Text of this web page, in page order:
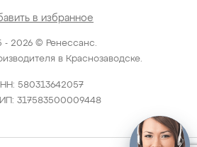
- 2026 © Ренессанс.
в Краснозаводске.
580313642057
317583500009448
в избранное